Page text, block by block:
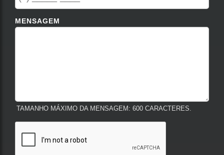
MENSAGEM
TAMANHO MÁXIMO DA MENSAGEM: 600 CARACTERES.